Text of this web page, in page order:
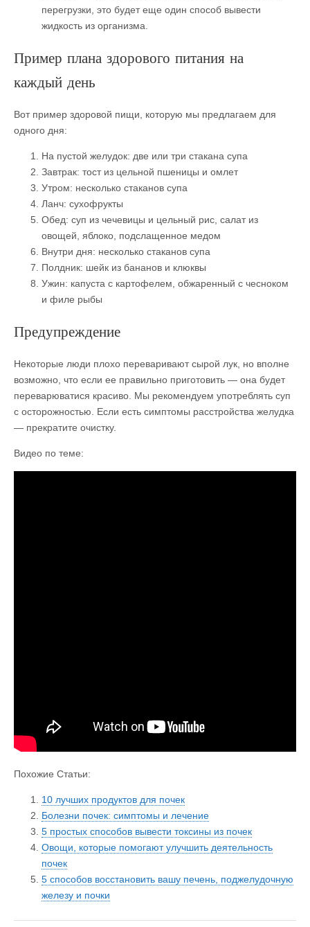
перегрузки, это будет еще один способ вывести
жидкость из организма.
Пример плана здорового питания на
каждый день
Вот пример здоровой пищи, которую мы предлагаем для
одного дня:
На пустой желудок: две или три стакана супа
Завтрак: тост из цельной пшеницы и омлет
Утром: несколько стаканов супа
Ланч: сухофрукты
Обед: суп из чечевицы и цельный рис, салат из
овощей, яблоко, подслащенное медом
Внутри дня: несколько стаканов супа
Полдник: шейк из бананов и клюквы
Ужин: капуста с картофелем, обжаренный с чесноком
и филе рыбы
Предупреждение
Некоторые люди плохо переваривают сырой лук, но вполне
возможно, что если ее правильно приготовить — она будет
переварюватися красиво. Мы рекомендуем употреблять суп
с осторожностью. Если есть симптомы расстройства желудка
— прекратите очистку.
Видео по теме:
Похожие Статьи:
10 лучших продуктов для почек
Болезни почек: симптомы и лечение
5 простых способов вывести токсины из почек
Овощи, которые помогают улучшить деятельность
почек
5 способов восстановить вашу печень, поджелудочную
железу и почки